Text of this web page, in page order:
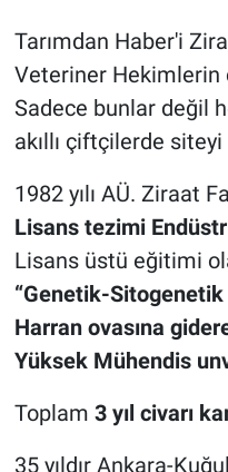
Tarımdan Haber'i
Veteriner
Sadece bunlar değil
akıllı çiftçilerde
1982 yılı AÜ. Ziraat
Lisans tezimi
Lisans üstü eğitimi
“Genetik-Sitogenetik
Harran ovasına
Yüksek Mühendis
Toplam 3 yıl civarı
35 yıldır Ankara-